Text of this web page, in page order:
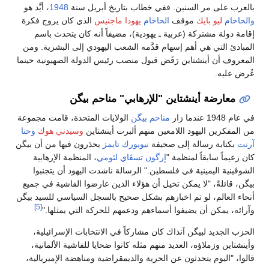
بالعرب على مر السنين. ففي خطاب بتاريخ أبريل سنة 1948، أيَّد هو
والحاخام ليو بايك موقف الحاخام يهودا ماجنيس الذي كان يروج فكرة
إقامة دولة مشتركة (عربية ـ يهودية)، مضيفاً أنه كان يتحدث باسم
المبادئ التي هي أهم إسهام قدَّمه الشعب اليهودي إلى البشرية. ومن
المعروف أن أينشتاين رَفَض قبول منصب رئيس الدولة الصهيونية حينما
عُرض عليه.
معارضة أينشتاين "للإرهابي" مناحم بيگن
في عام 1948 عندما زار مناحم بيگن الولايات المتحدة، قامت مجموعة
من المفكرين اليهود اللامعين منهم ألبرت أينشتاين وسيدني هوك وحنا
آرنت بكتابة رسالة إلى صحيفة نيويورك تايمز يحذرون فيها من أن بيگن
كان زعيماً سابقاً لمنظمة "إرگون تسڤاي لئومي، المنظمة الإرهابية
الشوڤينية اليمينية في فلسطين." الرسالة ناشدت اليهود أن يتجنبوا
بيگن، قائلةً، "لا يمكن تخيل أن هؤلاء الذين عارضوا الفاشية في جميع
أنحاء العالم، لو تم اخبارهم بشكل صحيح بالسجل السياسي للسيد بيگن
وآرائه، يمكن أن يضيفوا أسماءهم ودعمهم للحركة التي يمثلها."[5]
الحزب الجديد لبيگن آنذاك كان مشاركاً في الانتخابات الإسرائيلية،
وأينشتاين وزملاؤه، العديد منهم مثله كانوا ضحايا للفاشية الألمانية،
قالوا، "اليوم يتحدثون عن الحرية والديمقراضية ومناهضة الإمبريالية،